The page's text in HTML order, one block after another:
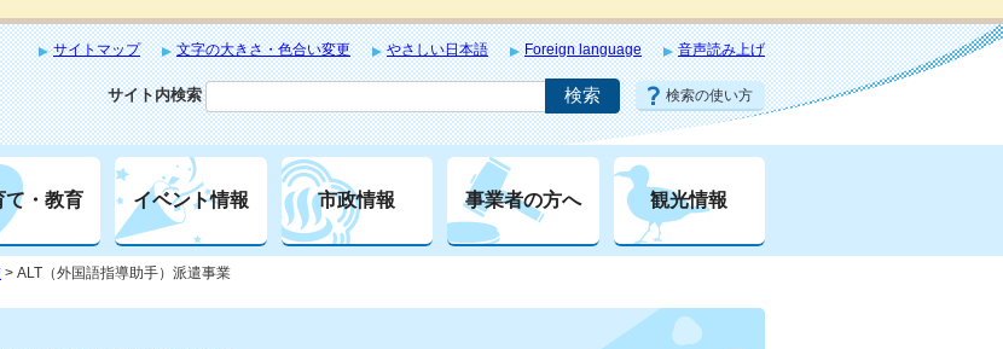
サイトマップ 文字の大きさ・色合い変更 やさしい日本語 Foreign language 音声読み上げ
サイト内検索 検索の使い方
て・教育 イベント情報 市政情報 事業者の方へ 観光情報
> ALT（外国語指導助手）派遣事業